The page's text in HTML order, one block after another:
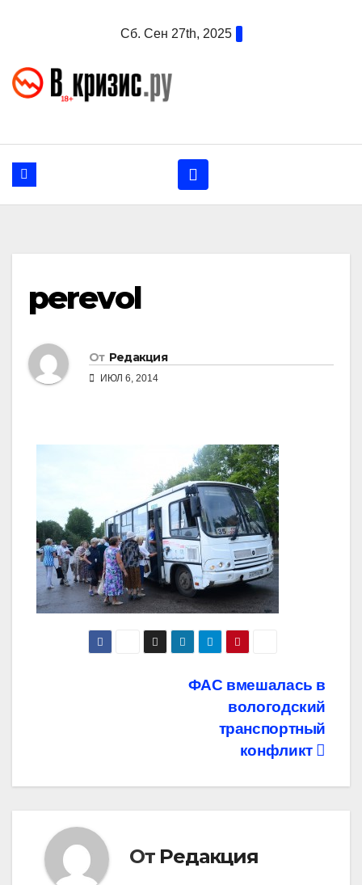
Сб. Сен 27th, 2025
perevol
От Редакция
ИЮЛ 6, 2014
ФАС вмешалась в
вологодский
транспортный
конфликт
От Редакция